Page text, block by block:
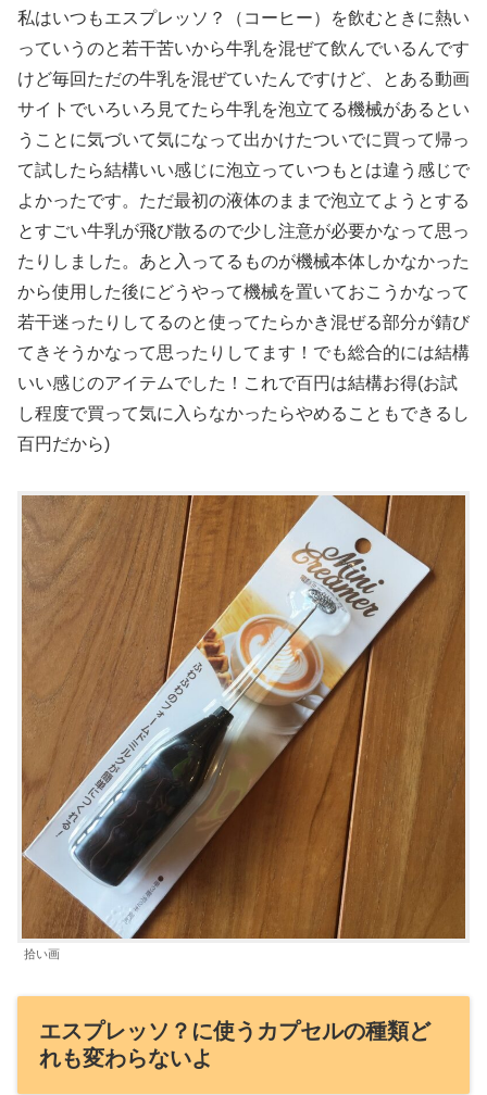
私はいつもエスプレッソ？（コーヒー）を飲むときに熱い
っていうのと若干苦いから牛乳を混ぜて飲んでいるんです
けど毎回ただの牛乳を混ぜていたんですけど、とある動画
サイトでいろいろ見てたら牛乳を泡立てる機械があるとい
うことに気づいて気になって出かけたついでに買って帰っ
て試したら結構いい感じに泡立っていつもとは違う感じで
よかったです。ただ最初の液体のままで泡立てようとする
とすごい牛乳が飛び散るので少し注意が必要かなって思っ
たりしました。あと入ってるものが機械本体しかなかった
から使用した後にどうやって機械を置いておこうかなって
若干迷ったりしてるのと使ってたらかき混ぜる部分が錆び
てきそうかなって思ったりしてます！でも総合的には結構
いい感じのアイテムでした！これで百円は結構お得(お試
し程度で買って気に入らなかったらやめることもできるし
百円だから)
拾い画
エスプレッソ？に使うカプセルの種類ど
れも変わらないよ